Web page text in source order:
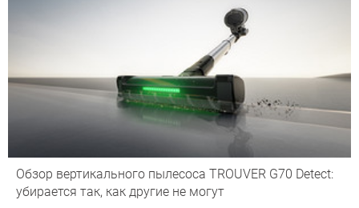
Обзор вертикального пылесоса TROUVER G70 Detect:
убирается так, как другие не могут